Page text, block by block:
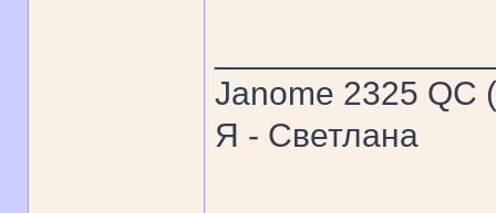
Janome 2325 QC
Я - Светлана